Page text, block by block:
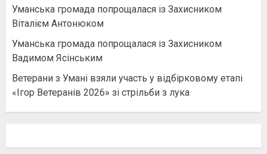
Уманська громада попрощалася із Захисником
Віталієм Антонюком
Уманська громада попрощалася із Захисником
Вадимом Ясінським
Ветерани з Умані взяли участь у відбірковому етапі
«Ігор Ветеранів 2026» зі стрільби з лука